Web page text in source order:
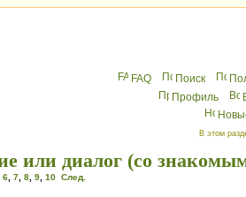
FAQ Поиск
Профиль
В этом
или диалог (со
6 7 8 9 10 След.